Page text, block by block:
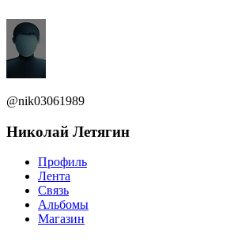
@nik03061989
Николай Летягин
Профиль
Лента
Связь
Альбомы
Магазин